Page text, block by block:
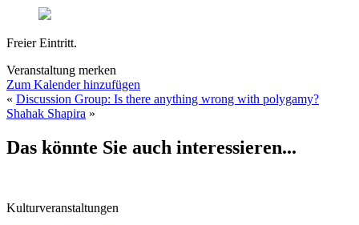
Freier Eintritt.
Veranstaltung merken
Zum Kalender hinzufügen
« Discussion Group: Is there anything wrong with polygamy?
Shahak Shapira »
Das könnte Sie auch interessieren...
Kulturveranstaltungen